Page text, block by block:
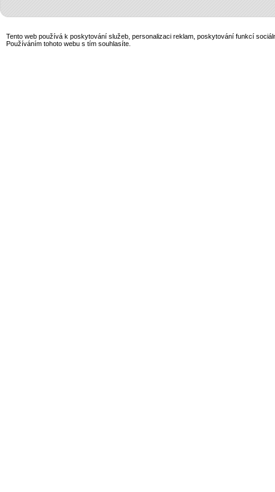
Tento web používá k poskytování služeb, personalizaci reklam, poskytování funkcí
Používáním tohoto webu s tím souhlasíte.